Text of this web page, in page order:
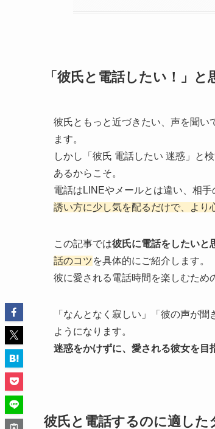
「彼氏と電話したい！」と
彼氏ともっと近づきたい、声を聞い
ます。
しかし「彼氏 電話したい 迷惑」と
あるからこそ。
電話はLINEやメールとは違い、相
誘い方に少し気を配るだけで、より
この記事では彼氏に電話をしたいと
話のコツを具体的にご紹介します。
彼に愛される電話時間を楽しむため
「なんとなく寂しい」「彼の声が
ようになります。
迷惑をかけずに、愛される彼女を目
彼氏と電話するのに適した